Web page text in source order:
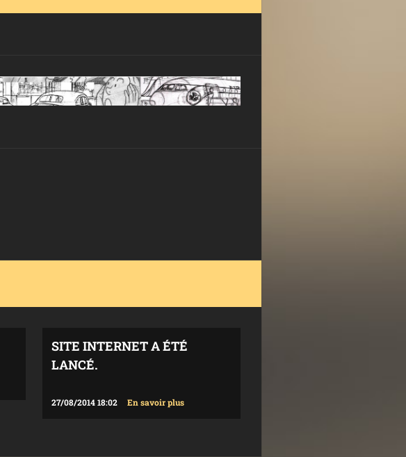
SITE INTERNET A ÉTÉ
LANCÉ.
27/08/2014 18:02 En savoir plus